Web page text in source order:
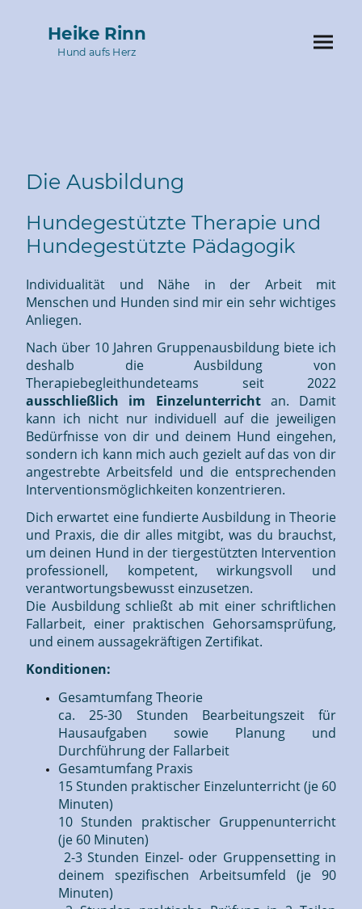
Heike Rinn
Hund aufs Herz
Die Ausbildung
Hundegestützte Therapie und
Hundegestützte Pädagogik
Individualität und Nähe in der Arbeit mit
Menschen und Hunden sind mir ein sehr wichtiges
Anliegen.
Nach über 10 Jahren Gruppenausbildung biete ich
deshalb die Ausbildung von
Therapiebegleithundeteams seit 2022
ausschließlich im Einzelunterrichtan. Damit
kann ich nicht nur individuell auf die jeweiligen
Bedürfnisse von dir und deinem Hund eingehen,
sondern ich kann mich auch gezielt auf das von dir
angestrebte Arbeitsfeld und die entsprechenden
Interventionsmöglichkeiten konzentrieren.
Dich erwartet eine fundierte Ausbildung in Theorie
und Praxis, die dir alles mitgibt, was du brauchst,
um deinen Hund in der tiergestützten Intervention
professionell, kompetent, wirkungsvoll und
verantwortungsbewusst einzusetzen.
Die Ausbildung schließt ab mit einer schriftlichen
Fallarbeit, einer praktischen Gehorsamsprüfung,
und einem aussagekräftigen Zertifikat.
Konditionen:
Gesamtumfang Theorie
ca. 25-30 Stunden Bearbeitungszeit für
Hausaufgaben sowie Planung und
Durchführung der Fallarbeit
Gesamtumfang Praxis
15 Stunden praktischer Einzelunterricht (je 60
Minuten)
10 Stunden praktischer Gruppenunterricht
(je 60 Minuten)
2-3 Stunden Einzel- oder Gruppensetting in
deinem spezifischen Arbeitsumfeld (je 90
Minuten)